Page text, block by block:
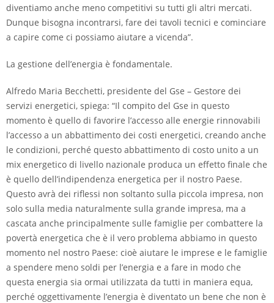
diventiamo anche meno competitivi su tutti gli altri mercati.
Dunque bisogna incontrarsi, fare dei tavoli tecnici e cominciare
a capire come ci possiamo aiutare a vicenda”.
La gestione dell’energia è fondamentale.
Alfredo Maria Becchetti, presidente del Gse – Gestore dei
servizi energetici, spiega: “Il compito del Gse in questo
momento è quello di favorire l’accesso alle energie rinnovabili
l’accesso a un abbattimento dei costi energetici, creando anche
le condizioni, perché questo abbattimento di costo unito a un
mix energetico di livello nazionale produca un effetto finale che
è quello dell’indipendenza energetica per il nostro Paese.
Questo avrà dei riflessi non soltanto sulla piccola impresa, non
solo sulla media naturalmente sulla grande impresa, ma a
cascata anche principalmente sulle famiglie per combattere la
povertà energetica che è il vero problema abbiamo in questo
momento nel nostro Paese: cioè aiutare le imprese e le famiglie
a spendere meno soldi per l’energia e a fare in modo che
questa energia sia ormai utilizzata da tutti in maniera equa,
perché oggettivamente l’energia è diventato un bene che non è